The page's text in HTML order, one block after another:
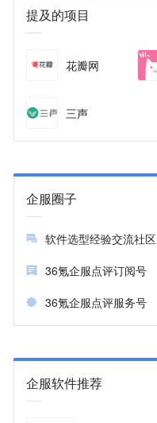
提及的项目
花瓣网
三声
企服圈子
软件选型经验交流社区
36氪企服点评订阅号
36氪企服点评服务号
企服软件推荐